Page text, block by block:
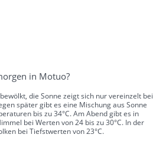
in Motuo?
die Sonne zeigt sich nur vereinzelt bei
später gibt es eine Mischung aus Sonne
bis zu 34°C. Am Abend gibt es in
bei Werten von 24 bis zu 30°C. In der
bei Tiefstwerten von 23°C.